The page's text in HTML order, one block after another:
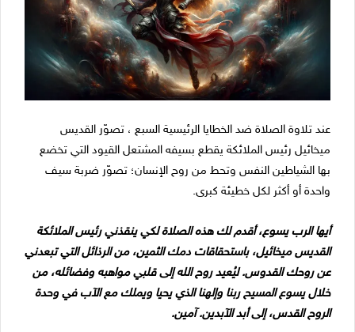
عند تلاوة الصلاة ضد الخطايا الرئيسية السبع ، تصوّر القديس
ميخائيل رئيس الملائكة يقطع بسيفه المشتعل القيود التي تخضع
بها الشياطين النفس وتحط من روح الإنسان؛ تصوّر ضربة سيف
واحدة أو أكثر لكل خطيئة كبرى.
أيها الرب يسوع، أقدم لك هذه الصلاة لكي ينقذني رئيس الملائكة
القديس ميخائيل، باستحقاقات دمك الثمين، من الرذائل التي تبعدني
عن روحك القدوس. ليُعيد روح الله إلى قلبي مواهبه وفضائله، من
خلال يسوع المسيح ربنا وإلهنا الذي يحيا ويملك مع الآب في وحدة
الروح القدس، إلى أبد الآبدين. آمين.